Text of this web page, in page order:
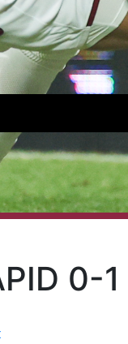
0-1